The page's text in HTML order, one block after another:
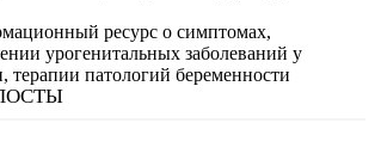
ресурс о симптомах,
урогенитальных заболеваний у
патологий беременности